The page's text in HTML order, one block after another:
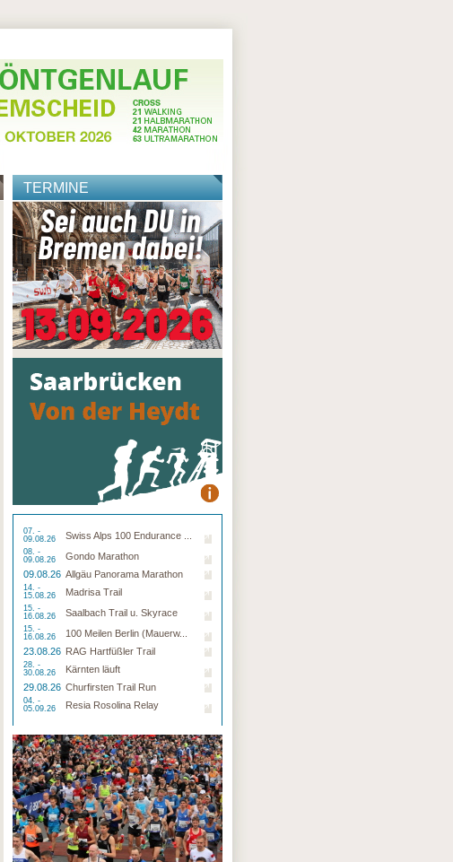
TERMINE
07. -
09.08.26
Swiss Alps 100 Endurance ...
08. -
09.08.26
Gondo Marathon
09.08.26 Allgäu Panorama Marathon
14. -
15.08.26
Madrisa Trail
15. -
16.08.26
Saalbach Trail u. Skyrace
15. -
16.08.26
100 Meilen Berlin (Mauerw...
23.08.26 RAG Hartfüßler Trail
28. -
30.08.26
Kärnten läuft
29.08.26 Churfirsten Trail Run
04. -
05.09.26
Resia Rosolina Relay